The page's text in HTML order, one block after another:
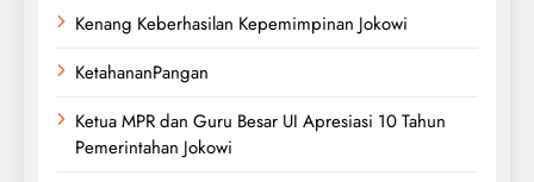
Kenang Keberhasilan Kepemimpinan Jokowi
KetahananPangan
Ketua MPR dan Guru Besar UI Apresiasi 10 Tahun
Pemerintahan Jokowi